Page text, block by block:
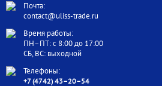
Почта:
contact@uliss-trade.ru
Время работы:
ПН–ПТ: с 8:00 до 17:00
СБ, ВС: выходной
Телефоны:
+7 (4742) 43–20–54